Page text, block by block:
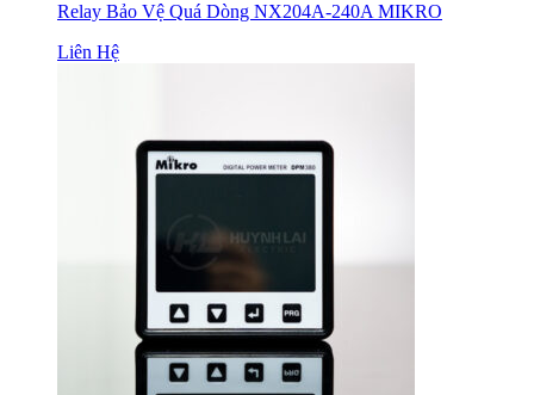
Relay Bảo Vệ Quá Dòng NX204A-240A MIKRO
Liên Hệ